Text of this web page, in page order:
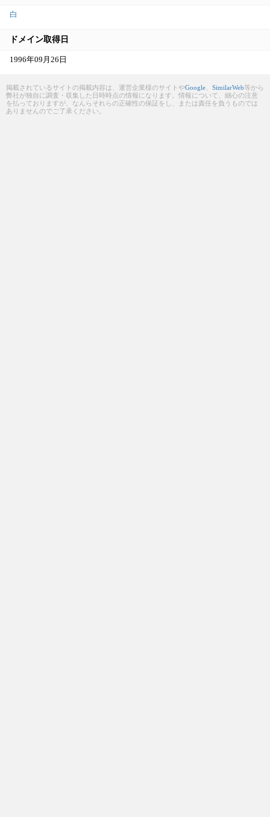
白
ドメイン取得日
1996年09月26日
掲載されているサイトの掲載内容は、運営企業様のサイトやGoogle SimilarWeb等から
弊社が独自に調査・収集した日時時点の情報になります。情報について、細心の注意
を払っておりますが、なんらそれらの正確性の保証をし、または責任を負うものでは
ありませんのでご了承ください。